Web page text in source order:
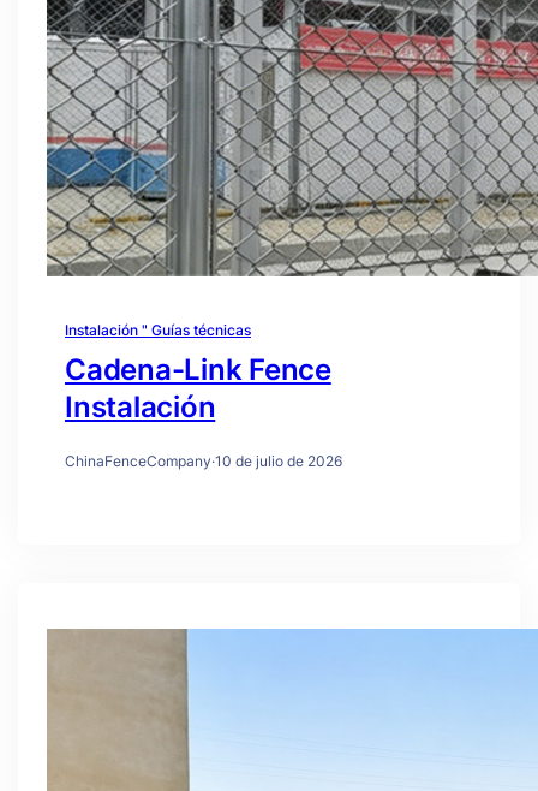
Instalación " Guías técnicas
Cadena-Link Fence
Instalación
ChinaFenceCompany·10 de julio de 2026